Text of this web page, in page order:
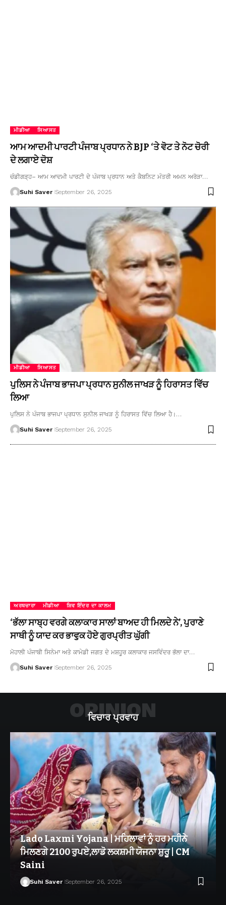
ਮੀਡੀਆ ਸਿਆਸਤ
ਆਮ ਆਦਮੀ ਪਾਰਟੀ ਪੰਜਾਬ ਪ੍ਰਧਾਨ ਨੇ BJP ‘ਤੇ ਵੋਟ ਤੇ ਨੋਟ ਚੋਰੀ
ਦੇ ਲਗਾਏ ਦੋਸ਼
ਚੰਡੀਗੜ੍ਹ– ਆਮ ਆਦਮੀ ਪਾਰਟੀ ਦੇ ਪੰਜਾਬ ਪ੍ਰਧਾਨ ਅਤੇ ਕੈਬਨਿਟ ਮੰਤਰੀ ਅਮਨ ਅਰੋੜਾ…
Suhi Saver September 26, 2025
ਮੀਡੀਆ ਸਿਆਸਤ
ਪੁਲਿਸ ਨੇ ਪੰਜਾਬ ਭਾਜਪਾ ਪ੍ਰਧਾਨ ਸੁਨੀਲ ਜਾਖੜ ਨੂੰ ਹਿਰਾਸਤ ਵਿੱਚ
ਲਿਆ
ਪੁਲਿਸ ਨੇ ਪੰਜਾਬ ਭਾਜਪਾ ਪ੍ਰਧਾਨ ਸੁਨੀਲ ਜਾਖੜ ਨੂੰ ਹਿਰਾਸਤ ਵਿੱਚ ਲਿਆ ਹੈ।…
Suhi Saver September 26, 2025
ਅਰਥਚਾਰਾ ਮੀਡੀਆ ਸ਼ਿਵ ਇੰਦਰ ਦਾ ਕਾਲਮ
‘ਭੱਲਾ ਸਾਬ੍ਹ ਵਰਗੇ ਕਲਾਕਾਰ ਸਾਲਾਂ ਬਾਅਦ ਹੀ ਮਿਲਦੇ ਨੇ’, ਪੁਰਾਣੇ
ਸਾਥੀ ਨੂੰ ਯਾਦ ਕਰ ਭਾਵੁਕ ਹੋਏ ਗੁਰਪ੍ਰੀਤ ਘੁੱਗੀ
ਮੋਹਾਲੀ ਪੰਜਾਬੀ ਸਿਨੇਮਾ ਅਤੇ ਕਾਮੇਡੀ ਜਗਤ ਦੇ ਮਸ਼ਹੂਰ ਕਲਾਕਾਰ ਜਸਵਿੰਦਰ ਭੱਲਾ ਦਾ…
Suhi Saver September 26, 2025
ਵਿਚਾਰ ਪ੍ਰਵਾਹ
OPINION
Lado Laxmi Yojana | ਮਹਿਲਾਵਾਂ ਨੂੰ ਹਰ ਮਹੀਨੇ
ਮਿਲਣਗੇ 2100 ਰੁਪਏ,ਲਾਡੋ ਲਕਸ਼ਮੀ ਯੋਜਨਾ ਸ਼ੁਰੂ | CM
Saini
Suhi Saver September 26, 2025